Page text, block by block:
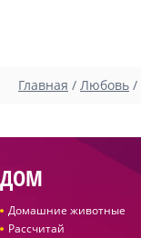
Главная / Любовь /
ДОМ
Домашние животные
Рассчитай